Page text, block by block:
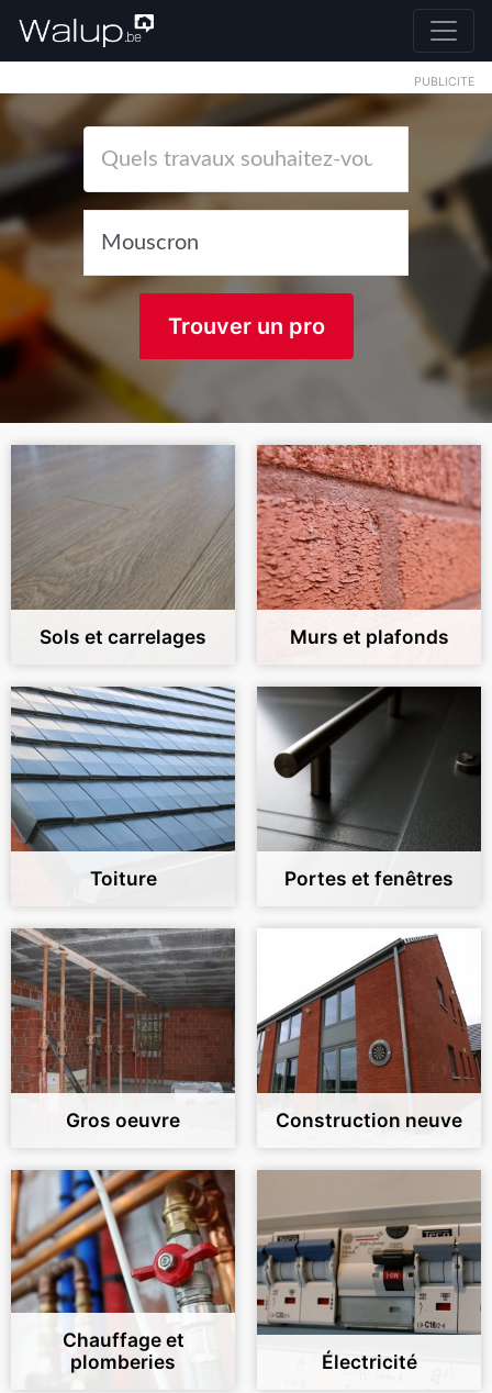
PUBLICITE
Trouver un pro
Sols et carrelages Murs et plafonds
Toiture Portes et fenêtres
Gros oeuvre Construction neuve
Chauffage et
plomberies
Électricité